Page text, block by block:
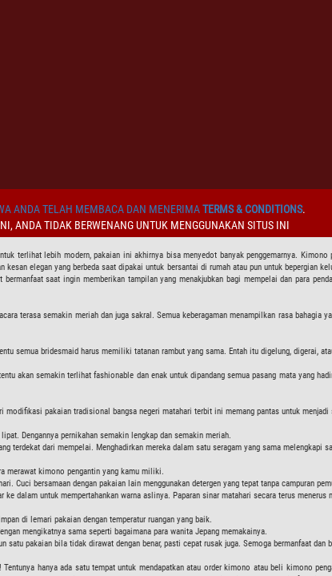
ANDA TELAH MEMBACA DAN MENERIMATERMS & CONDITIONS.
ANDA TIDAK BERWENANG UNTUK MENGGUNAKAN SITUS INI
terlihat lebih modern, pakaian ini akhirnya bisa menyedot banyak penggemarnya.
elegan yang berbeda saat dipakai untuk bersantai di rumah atau pun untuk bepergian
saat ingin memberikan tampilan yang menakjubkan bagi mempelai dan para
terasa semakin meriah dan juga sakral. Semua keberagaman menampilkan rasa bahagia
semua bridesmaid harus memiliki tatanan rambut yang sama. Entah itu digelung, digerai,
akan semakin terlihat fashionable dan enak untuk dipandang semua pasang mata yang
pakaian tradisional bangsa negeri matahari terbit ini memang pantas untuk menjadi
Dengannya pernikahan semakin lengkap dan semakin meriah.
terdekat dari mempelai. Menghadirkan mereka dalam satu seragam yang sama melengkapi
merawat kimono pengantin yang kamu miliki.
Cuci bersamaan dengan pakaian lain menggunakan detergen yang tepat tanpa campuran
dalam untuk mempertahankan warna aslinya. Paparan sinar matahari secara terus menerus
di lemari pakaian dengan temperatur ruangan yang baik.
mengikatnya sama seperti bagaimana para wanita Jepang memakainya.
pakaian bila tidak dirawat dengan benar, pasti cepat rusak juga. Semoga bermanfaat dan
hanya ada satu tempat untuk mendapatkan atau order kimono atau beli kimono